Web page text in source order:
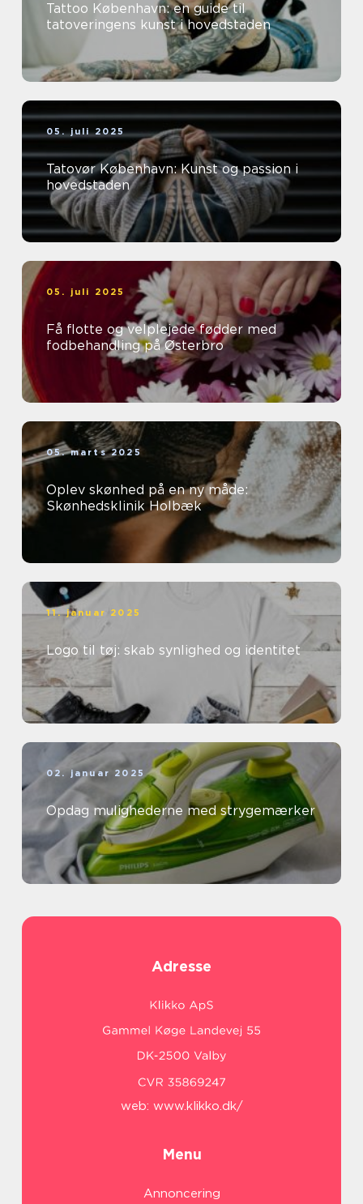
Tattoo København: en guide til
tatoveringens kunst i hovedstaden
05. juli 2025
Tatovør København: Kunst og passion i
hovedstaden
05. juli 2025
Få flotte og velplejede fødder med
fodbehandling på Østerbro
05. marts 2025
Oplev skønhed på en ny måde:
Skønhedsklinik Holbæk
11. januar 2025
Logo til tøj: skab synlighed og identitet
02. januar 2025
Opdag mulighederne med strygemærker
Adresse
web: www.klikko.dk/
Menu
Annoncering